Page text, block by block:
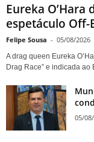
Eureka O’Hara
espetáculo
Felipe Sousa - 05/08/2026
A drag queen Eureka
Drag Race” e indicada ao
05/